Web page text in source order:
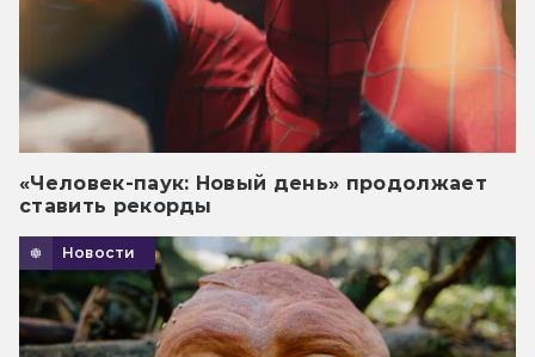
«Человек-паук: Новый день» продолжает
ставить рекорды
Новости